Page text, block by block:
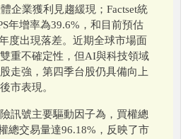
企業獲利見趨緩現；Factset統
年增率為39.6%，和目前預估
度出現落差。近期全球市場面
重不確定性，但AI與科技領域
走強，第四季台股仍具備向上
市表現。
訊號主要驅動因子為，買權總
總交易量達96.18%，反映了市